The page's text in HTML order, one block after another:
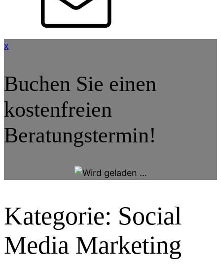
x
Buchen Sie einen
kostenfreien
Beratungstermin!
Kategorie: Social
Media Marketing